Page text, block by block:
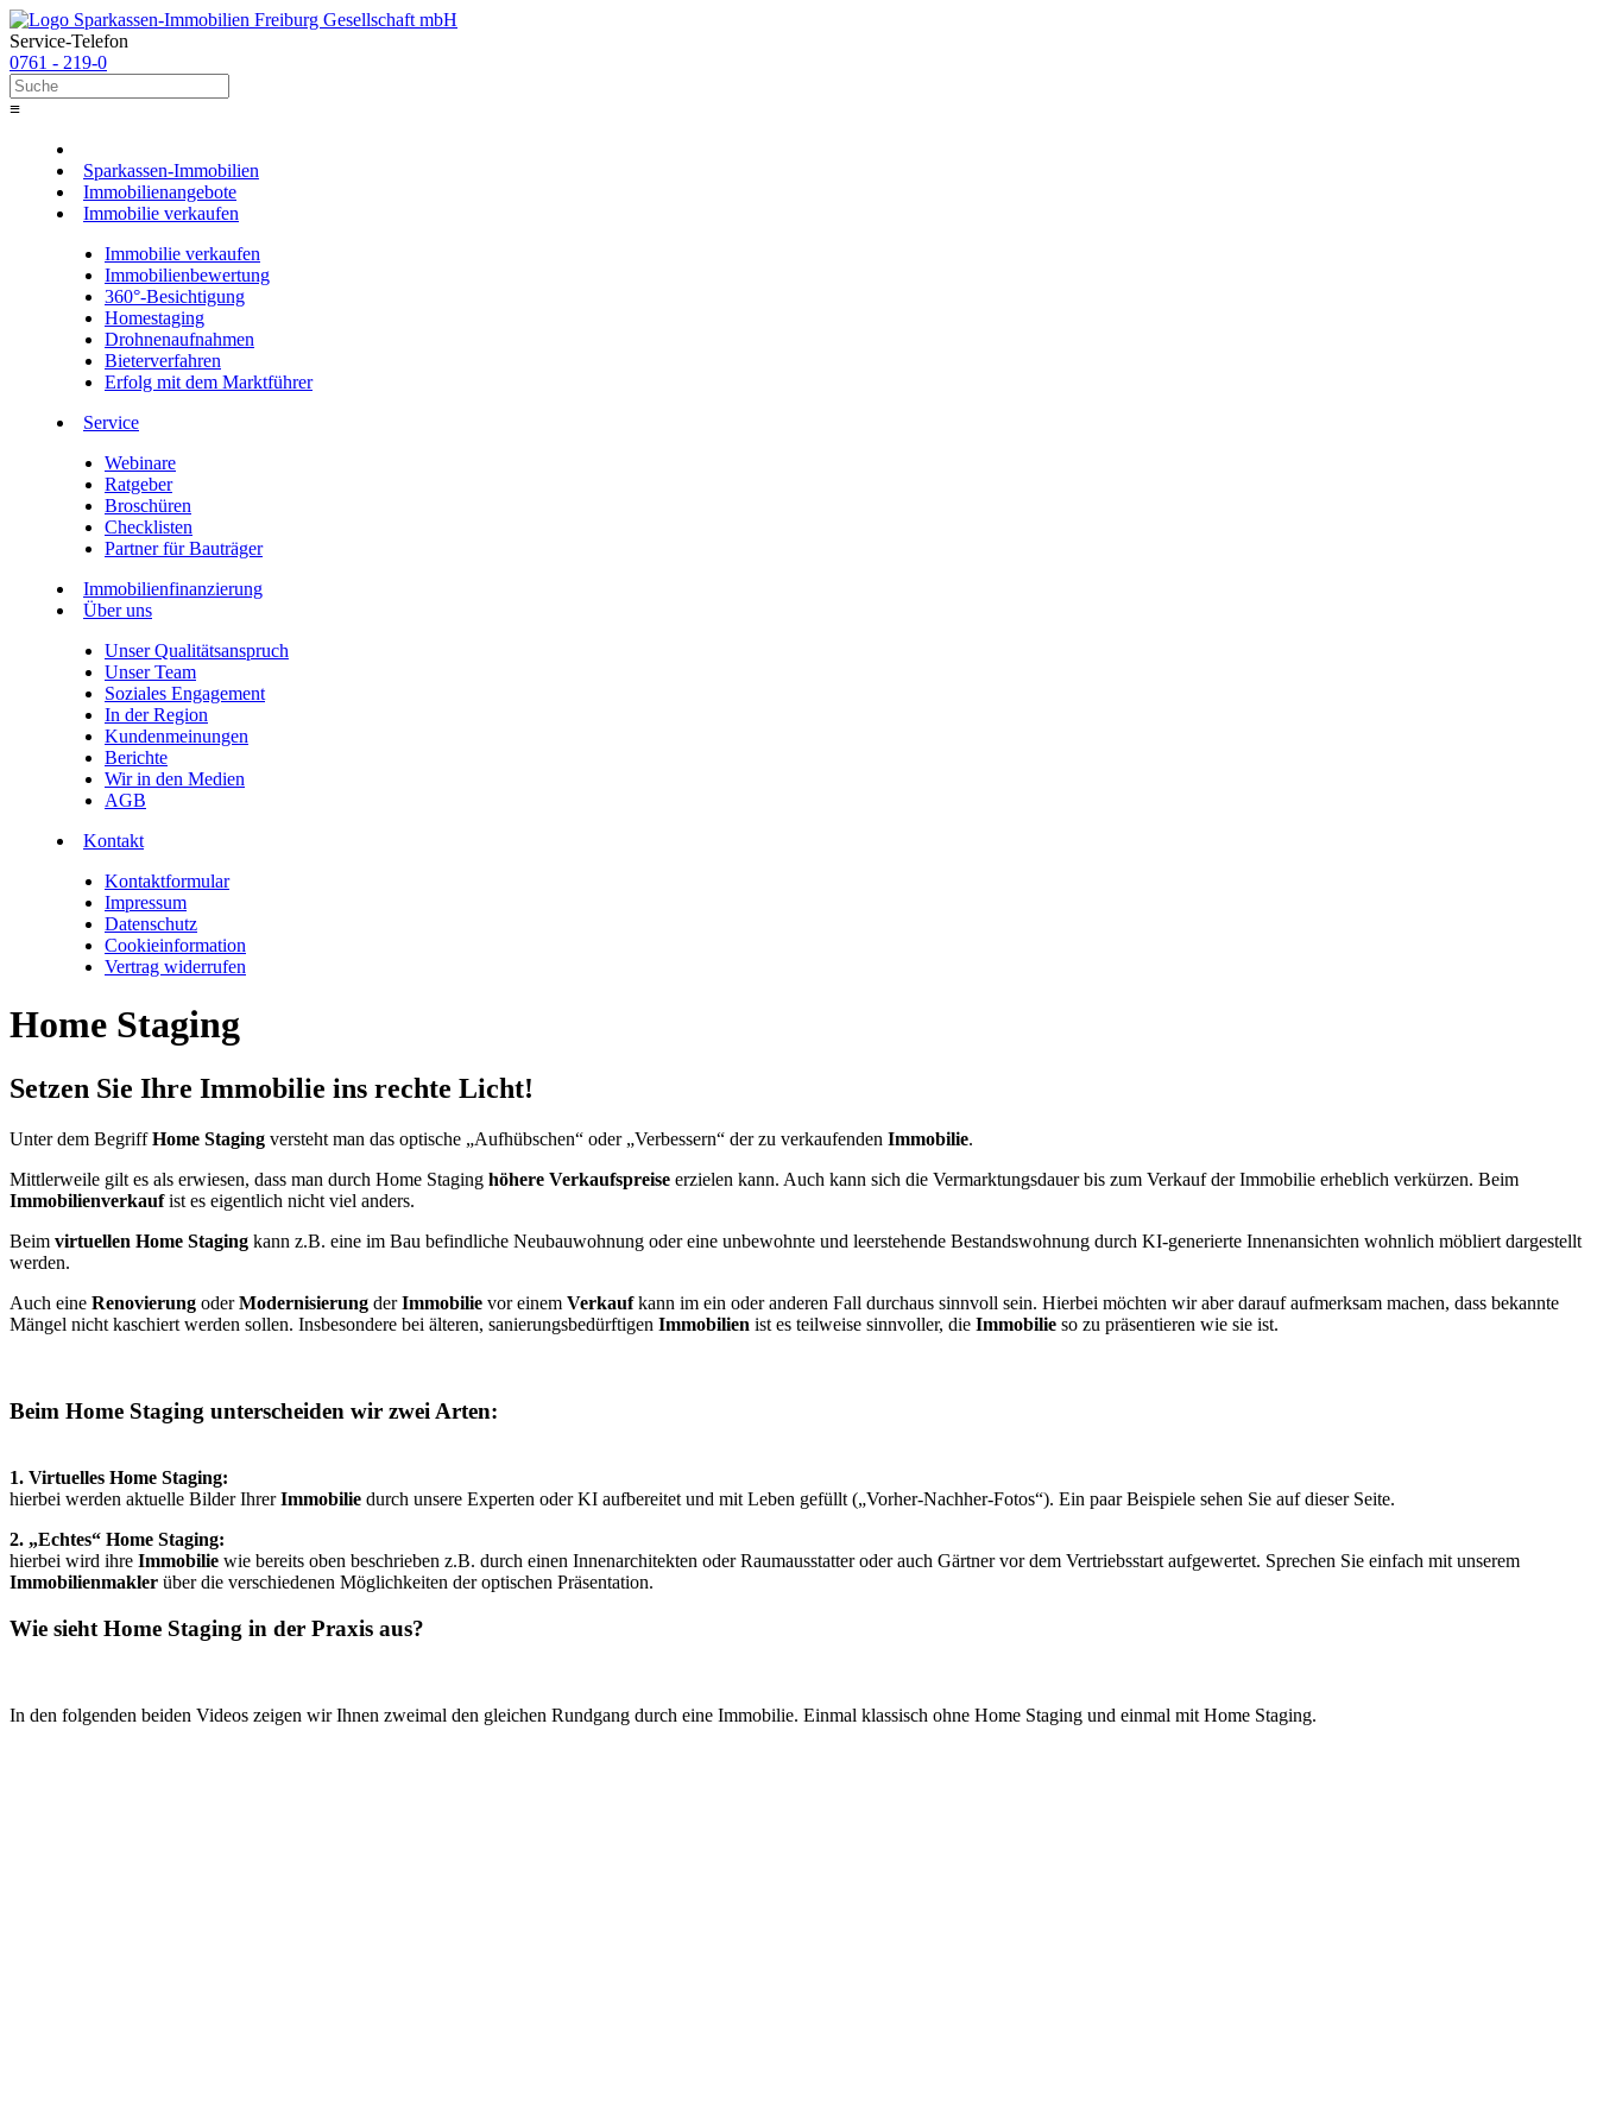
Service-Telefon
0761 - 219-0
≡
Sparkassen-Immobilien
Immobilienangebote
Immobilie verkaufen
Immobilie verkaufen
Immobilienbewertung
360°-Besichtigung
Homestaging
Drohnenaufnahmen
Bieterverfahren
Erfolg mit dem Marktführer
Service
Webinare
Ratgeber
Broschüren
Checklisten
Partner für Bauträger
Immobilienfinanzierung
Über uns
Unser Qualitätsanspruch
Unser Team
Soziales Engagement
In der Region
Kundenmeinungen
Berichte
Wir in den Medien
AGB
Kontakt
Kontaktformular
Impressum
Datenschutz
Cookieinformation
Vertrag widerrufen
Home Staging
Setzen Sie Ihre Immobilie ins rechte Licht!
Unter dem BegriffHome Staging versteht man das optische „Aufhübschen“ oder „Verbessern“ der zu verkaufenden Immobilie.
Mittlerweile gilt es als erwiesen, dass man durch Home Staging höhere Verkaufspreise erzielen kann. Auch kann sich die Vermarktungsdauer bis zum Verkauf der Immobilie erheblich verkürzen. Beim
Immobilienverkaufist es eigentlich nicht viel anders.
Beim virtuellen Home Staging kann z.B. eine im Bau befindliche Neubauwohnung oder eine unbewohnte und leerstehende Bestandswohnung durch KI-generierte Innenansichten wohnlich möbliert dargestellt
werden.
Auch eine Renovierung oderModernisierung derImmobilie vor einem Verkaufkann im ein oder anderen Fall durchaus sinnvoll sein. Hierbei möchten wir aber darauf aufmerksam machen, dass bekannte
Mängel nicht kaschiert werden sollen. Insbesondere bei älteren, sanierungsbedürftigen Immobilien ist es teilweise sinnvoller, die Immobilie so zu präsentieren wie sie ist.
Beim Home Staging unterscheiden wir zwei Arten:
1. Virtuelles Home Staging:
hierbei werden aktuelle Bilder IhrerImmobilie durch unsere Experten oder KI aufbereitet und mit Leben gefüllt („Vorher-Nachher-Fotos“). Ein paar Beispiele sehen Sie auf dieser Seite.
2. „Echtes“ Home Staging:
hierbei wird ihre Immobilie wie bereits oben beschrieben z.B. durch einen Innenarchitekten oder Raumausstatter oder auch Gärtner vor dem Vertriebsstart aufgewertet. Sprechen Sie einfach mit unserem
Immobilienmakler über die verschiedenen Möglichkeiten der optischen Präsentation.
Wie sieht Home Staging in der Praxis aus?
In den folgenden beiden Videos zeigen wir Ihnen zweimal den gleichen Rundgang durch eine Immobilie. Einmal klassisch ohne Home Staging und einmal mit Home Staging.